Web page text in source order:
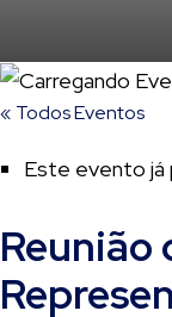
« Todos Eventos
Este evento já
Reunião